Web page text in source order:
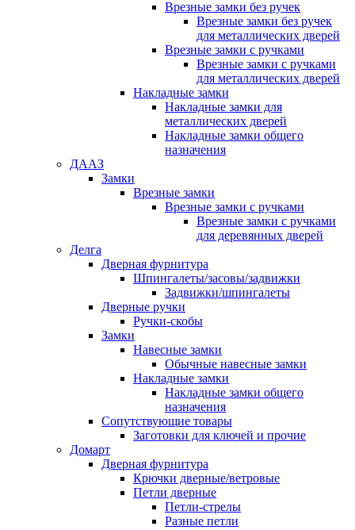
Врезные замки без ручек
Врезные замки без ручек
для металлических дверей
Врезные замки с ручками
Врезные замки с ручками
для металлических дверей
Накладные замки
Накладные замки для
металлических дверей
Накладные замки общего
назначения
ДААЗ
Замки
Врезные замки
Врезные замки с ручками
Врезные замки с ручками
для деревянных дверей
Делга
Дверная фурнитура
Шпингалеты/засовы/задвижки
Задвижки/шпингалеты
Дверные ручки
Ручки-скобы
Замки
Навесные замки
Обычные навесные замки
Накладные замки
Накладные замки общего
назначения
Сопутствующие товары
Заготовки для ключей и прочие
Домарт
Дверная фурнитура
Крючки дверные/ветровые
Петли дверные
Петли-стрелы
Разные петли